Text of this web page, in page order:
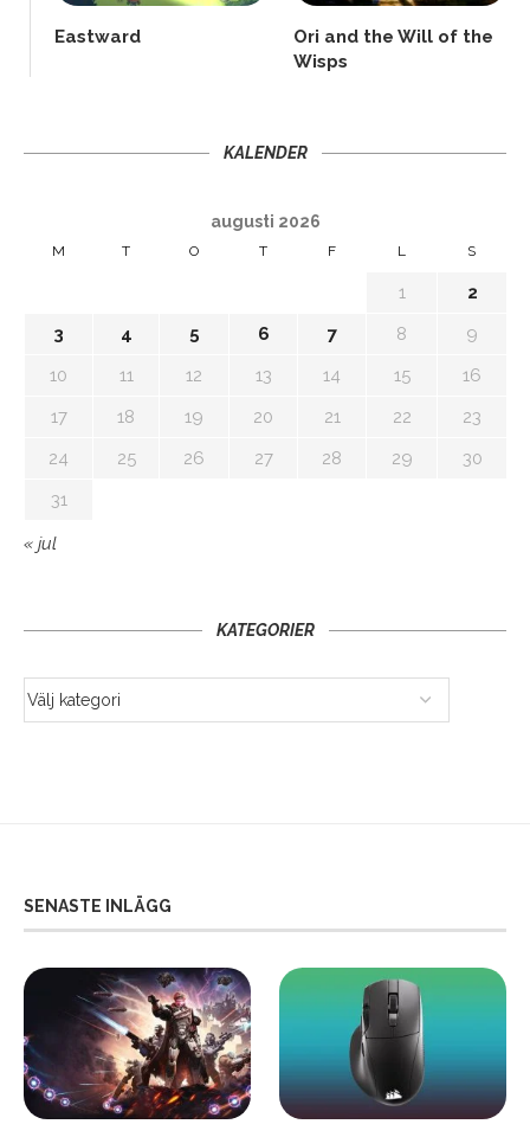
Eastward
Ori and the Will of the
Wisps
KALENDER
augusti 2026
M T O T F L S
1
2
3
4 5 6 7 8
9
10
11 12 13 14 15
16
17
18 19 20 21 22
23
24
25 26 27 28 29
30
31
« jul
KATEGORIER
SENASTE INLÄGG